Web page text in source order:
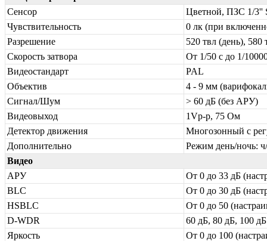
Сенсор
Цветной, ПЗС 1/3''
Чувствительность
0 лк (при
Разрешение
520 твл (день), 580
Скорость затвора
От 1/50 с до 1/
Видеостандарт
PAL
Объектив
4 - 9 мм
Сигнал/Шум
> 60 дБ (без АРУ)
Видеовыход
1Vp-p, 75 Ом
Детектор движения
Многозонный с
Дополнительно
Режим день/ночь:
Видео
АРУ
От 0 до 33 дБ
BLC
От 0 до 30 дБ
HSBLC
От 0 до 50
D-WDR
60 дБ, 80 дБ, 100
Яркость
От 0 до 100